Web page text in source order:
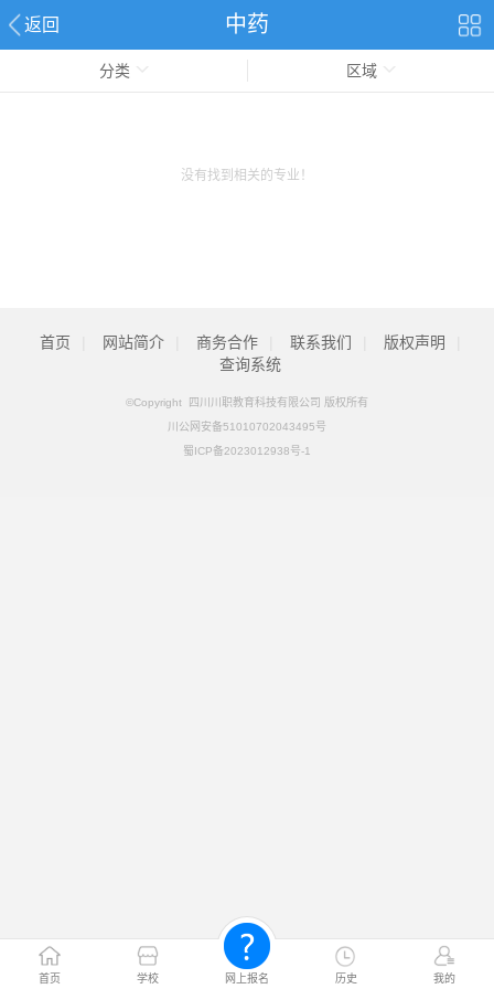
返回 中药
首页 学校 网上报名 历史 我的
分类 区域
没有找到相关的专业！
首页 网站简介 商务合作 联系我们 版权声明
查询系统
©Copyright 四川川职教育科技有限公司 版权所有
川公网安备51010702043495号
蜀ICP备2023012938号-1